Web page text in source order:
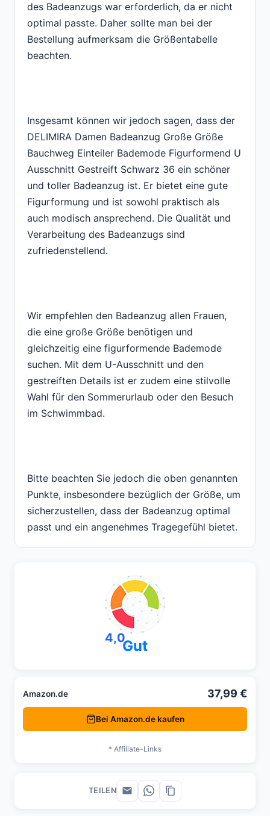
des Badeanzugs war erforderlich, da er nicht
optimal passte. Daher sollte man bei der
Bestellung aufmerksam die Größentabelle
beachten.
Insgesamt können wir jedoch sagen, dass der
DELIMIRA Damen Badeanzug Große Größe
Bauchweg Einteiler Bademode Figurformend U
Ausschnitt Gestreift Schwarz 36 ein schöner
und toller Badeanzug ist. Er bietet eine gute
Figurformung und ist sowohl praktisch als
auch modisch ansprechend. Die Qualität und
Verarbeitung des Badeanzugs sind
zufriedenstellend.
Wir empfehlen den Badeanzug allen Frauen,
die eine große Größe benötigen und
gleichzeitig eine figurformende Bademode
suchen. Mit dem U-Ausschnitt und den
gestreiften Details ist er zudem eine stilvolle
Wahl für den Sommerurlaub oder den Besuch
im Schwimmbad.
Bitte beachten Sie jedoch die oben genannten
Punkte, insbesondere bezüglich der Größe, um
sicherzustellen, dass der Badeanzug optimal
passt und ein angenehmes Tragegefühl bietet.
4,0Gut
Amazon.de 37,99 €
Bei Amazon.de kaufen
* Affiliate-Links
TEILEN